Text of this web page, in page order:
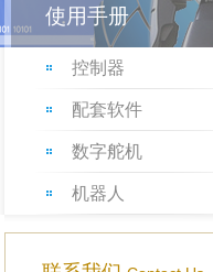
使用手册
控制器
配套软件
数字舵机
机器人